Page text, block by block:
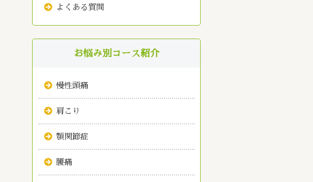
よくある質問
お悩み別コース紹介
慢性頭痛
肩こり
顎関節症
腰痛